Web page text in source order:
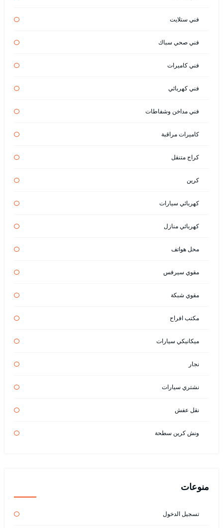
فني ستلايت
فني صحي سباك
فني كاميرات
فني كهربائي
فني مداخن وشفاطات
كاميرات مراقبة
كراج متنقل
كرين
كهربائي سيارات
كهربائي منازل
محل هواتف
مقوي سيرفس
مقوي شبكة
مكتب افراح
ميكانيكي سيارات
نجار
نشتري سيارات
نقل عفش
ونش كرين سطحة
منوعات
تسجيل الدخول